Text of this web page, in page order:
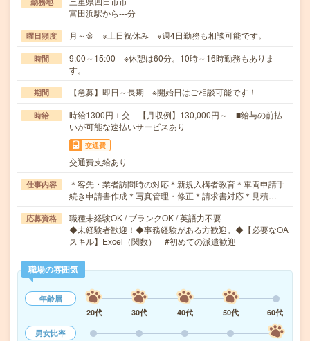
富田浜駅から---分
曜日頻度 月～金 ※土日祝休み ※週4日勤務も相談可能です。
時間
9:00～15:00 ※休憩は60分。10時～16時勤務もありま
す。
期間 【急募】即日～長期 ※開始日はご相談可能です！
時給
時給1300円＋交 【月収例】130,000円～ ■給与の前払
いが可能な速払いサービスあり
交通費
交通費支給あり
仕事内容
＊客先・業者訪問時の対応＊新規入構者教育＊車両申請手
続き申請書作成＊写真管理・修正＊請求書対応＊見積…
応募資格
職種未経験OK / ブランクOK / 英語力不要
◆未経験者歓迎！◆事務経験がある方歓迎。◆【必要なOA
スキル】Excel（関数） #初めての派遣歓迎
職場の雰囲気
年齢層
20代
30代 40代 50代
60代
男女比率